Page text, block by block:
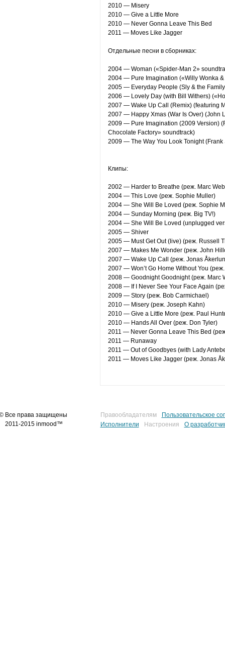
2010 — Misery
2010 — Give a Little More
2010 — Never Gonna Leave This Bed
2011 — Moves Like Jagger
Отдельные песни в сборниках:
2004 — Woman («Spider-Man 2»
2004 — Pure Imagination («Willy Wonka
2005 — Everyday People (Sly & the
2006 — Lovely Day (with Bill Withers)
2007 — Wake Up Call (Remix) (featuring
2007 — Happy Xmas (War Is Over) (John
2009 — Pure Imagination (2009 Version)
Chocolate Factory» soundtrack)
2009 — The Way You Look Tonight
Клипы:
2002 — Harder to Breathe (реж. Marc
2004 — This Love (реж. Sophie Muller)
2004 — She Will Be Loved (реж. Sophie
2004 — Sunday Morning (реж. Big TV!)
2004 — She Will Be Loved (unplugged
2005 — Shiver
2005 — Must Get Out (live) (реж. Russell
2007 — Makes Me Wonder (реж. John
2007 — Wake Up Call (реж. Jonas
2007 — Won’t Go Home Without You
2008 — Goodnight Goodnight (реж. Marc
2008 — If I Never See Your Face Again
2009 — Story (реж. Bob Carmichael)
2010 — Misery (реж. Joseph Kahn)
2010 — Give a Little More (реж. Paul
2010 — Hands All Over (реж. Don Tyler)
2011 — Never Gonna Leave This Bed
2011 — Runaway
2011 — Out of Goodbyes (with Lady
2011 — Moves Like Jagger (реж. Jonas
Все права защищены
2011-2015 inmood™
Правообладателям
Пользовательское
Исполнители
Настроения О